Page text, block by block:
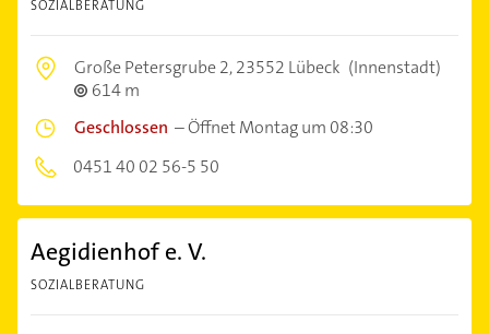
SOZIALBERATUNG
Große Petersgrube 2,23552 Lübeck (Innenstadt)
614 m
Geschlossen –Öffnet Montag um 08:30
0451 40 02 56-5 50
Aegidienhof e. V.
SOZIALBERATUNG